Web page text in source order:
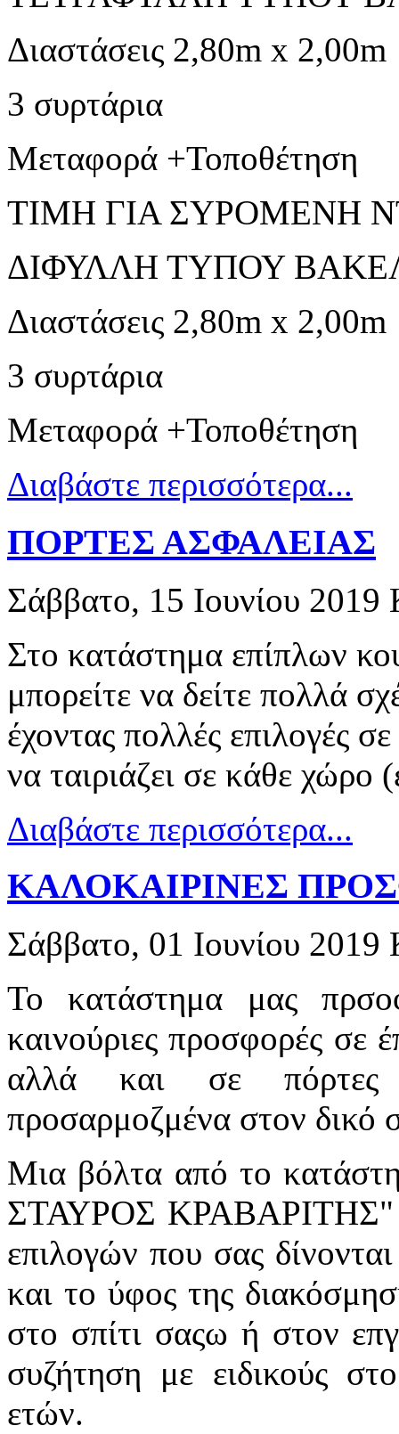
Διαστάσεις 2,80m x 2,00m
3 συρτάρια
Μεταφορά +Τοποθέτηση
ΤΙΜΗ ΓΙΑ ΣΥΡΟΜΕΝΗ
ΔΙΦΥΛΛΗ ΤΥΠΟΥ
Διαστάσεις 2,80m x 2,00m
3 συρτάρια
Μεταφορά +Τοποθέτηση
Διαβάστε περισσότερα...
ΠΟΡΤΕΣ ΑΣΦΑΛΕΙΑΣ
Σάββατο, 15 Ιουνίου 2019
Στο κατάστημα επίπλων
μπορείτε να δείτε πολλά
έχοντας πολλές επιλογές
να ταιριάζει σε κάθε
Διαβάστε περισσότερα...
ΚΑΛΟΚΑΙΡΙΝΕΣ
Σάββατο, 01 Ιουνίου 2019
Το κατάστημα μας
καινούριες προσφορές σε
αλλά και σε πόρτες
προσαρμοζμένα στον δικό
Μια βόλτα από το
ΣΤΑΥΡΟΣ ΚΡΑΒΑΡΙΤΗΣ"
επιλογών που σας
και το ύφος της
στο σπίτι σαςω ή στον
συζήτηση με ειδικούς
ετών.